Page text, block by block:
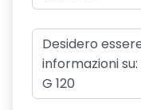
Keyless entry
Kit di gonfiaggio
Panchetta posteriore
Presa da 12V nel